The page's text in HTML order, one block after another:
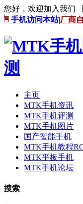
您好，欢迎加入我们
手机访问本站|厂商
主页
MTK手机资讯
MTK手机评测
MTK手机图片
国产智能手机
MTK手机教程
MTK平板手机
MTK手机论坛
搜索